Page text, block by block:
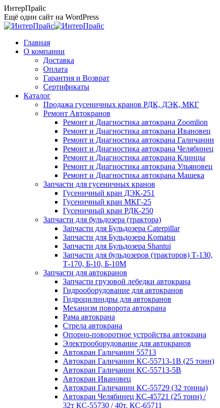
Перейти
к
содержанию
ИнтерПрайс
Ещё один сайт на WordPress
Главная
О компании
Доставка
Оплата
Гарантия и Возврат
Сертификаты
Каталог
Продажа гусеничных кранов РДК, ДЭК, МКГ
Ремонт Автокранов
Ремонт и Диагностика автокрана Zoomlion
Ремонт и Диагностика автокрана Ивановец
Ремонт и Диагностика автокрана Галичанин
Ремонт и Диагностика автокрана Челябинец
Ремонт и Диагностика автокрана Клинцы
Ремонт и Диагностика автокрана Ульяновец
Ремонт и Диагностика автокрана Машека
Запчасти для гусеничных кранов
Гусеничный кран ДЭК-251
Гусеничный кран МКГ-25
Гусеничный кран РДК-250
Запчасти для бульдозера (трактора)
Запчасти для Бульдозера Caterpillar
Запчасти для Бульдозера Komatsu
Запчасти для Бульдозера Shantui
Запчасти для бульдозеров (тракторов) Т-130,
Т-170, Б-10, Б-10М
Запчасти для автокранов
Запчасти грузовой лебедки автокрана
Гидрооборудование для автокранов
Гидроцилиндры для автокранов
Механизм поворота автокрана
Рама автокрана
Стрела автокрана
Опорно-поворотное устройства автокрана
Электрооборудование для автокранов
Автокран Галичанин 55713
Автокран Галичанин КС-55713-1В (25 тонн)
Автокран Галичанин КС-55713-5В
Автокран Ивановец
Автокран Галичанин КС-55729 (32 тонны)
Автокран Челябинец КС-45721 (25 тонн) /
32т КС-55730 / 40т. КС-65711